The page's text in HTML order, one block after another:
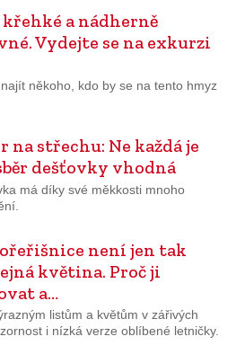
křehké a nádherně
Vydejte se na exkurzi
někoho, kdo by se na tento hmyz
na střechu: Ne každá je
dešťovky vhodná
má díky své měkkosti mnoho
není jen tak
květina. Proč ji
a…
listům a květům v zářivých
i nízká verze oblíbené letničky.